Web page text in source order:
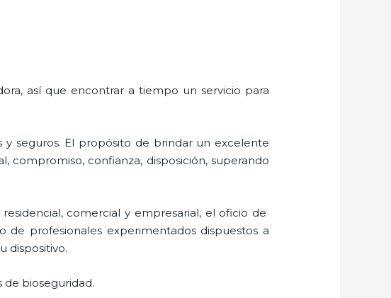
así que encontrar a tiempo un servicio para
seguros. El propósito de brindar un excelente
compromiso, confianza, disposición, superando
comercial y empresarial, el oficio de
profesionales experimentados dispuestos a
dispositivo.
bioseguridad.